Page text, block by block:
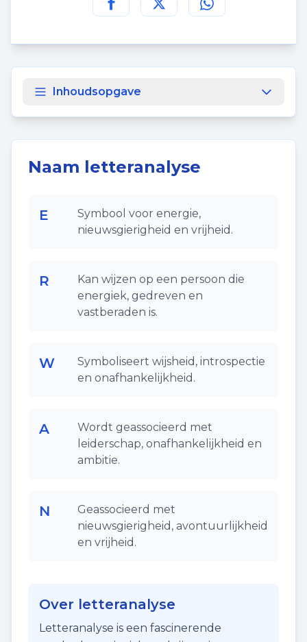
Deel deze pagina op
Deel deze pagina op
Deel deze pagina
Inhoudsopgave
Naam letteranalyse
E
Symbool voor energie,
nieuwsgierigheid en vrijheid.
R
Kan wijzen op een persoon die
energiek, gedreven en
vastberaden is.
W
Symboliseert wijsheid, introspectie
en onafhankelijkheid.
A
Wordt geassocieerd met
leiderschap, onafhankelijkheid en
ambitie.
N
Geassocieerd met
nieuwsgierigheid, avontuurlijkheid
en vrijheid.
Over letteranalyse
Letteranalyse is een fascinerende